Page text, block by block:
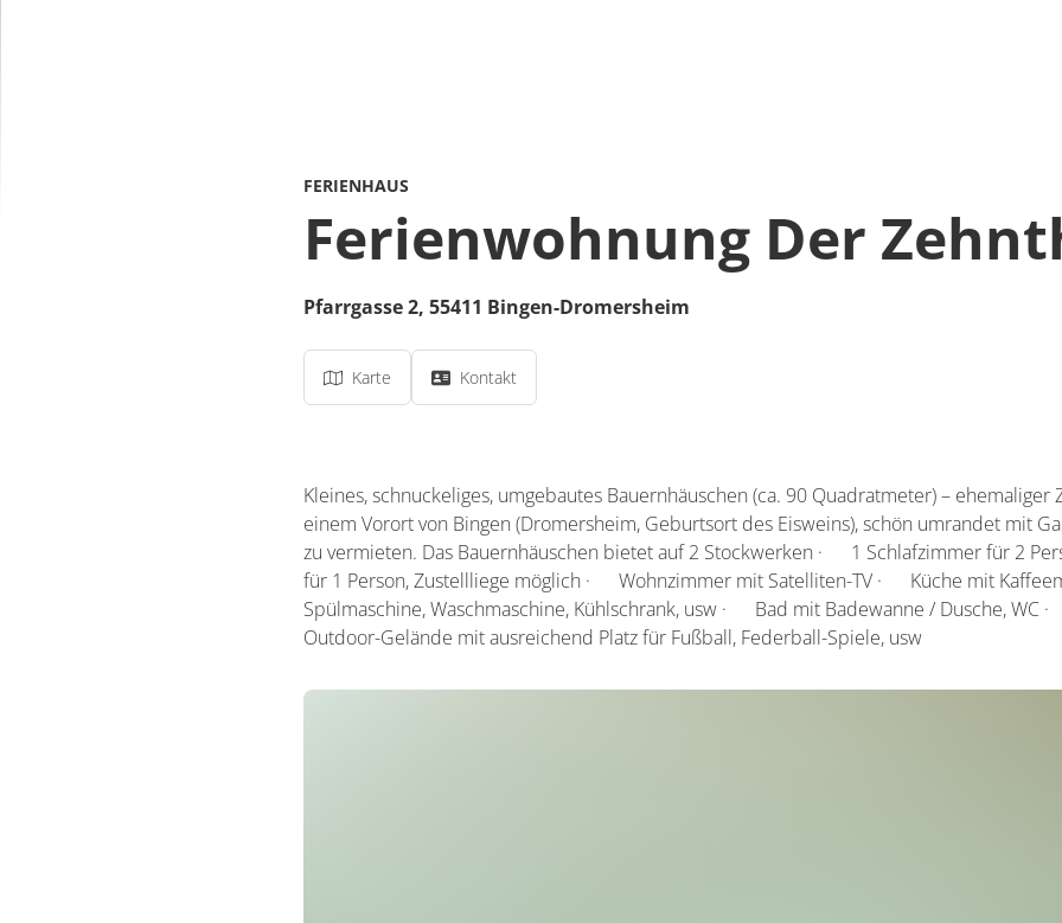
FERIENHAUS
Ferienwohnung Der
Pfarrgasse 2, 55411 Bingen-Dromersheim
Karte Kontakt
Kleines, schnuckeliges, umgebautes Bauernhäuschen (ca. 90 Quadratmeter) –
einem Vorort von Bingen (Dromersheim, Geburtsort des Eisweins), schön umrandet mit
zu vermieten. Das Bauernhäuschen bietet auf 2 Stockwerken · 1 Schlafzimmer für 2
für 1 Person, Zustellliege möglich · Wohnzimmer mit Satelliten-TV · Küche mit
Spülmaschine, Waschmaschine, Kühlschrank, usw · Bad mit Badewanne / Dusche,
Outdoor-Gelände mit ausreichend Platz für Fußball, Federball-Spiele, usw